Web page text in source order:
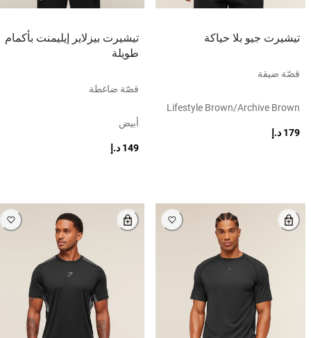
تيشيرت جيو بلا حياكة
قصّة ضيقة
Lifestyle Brown/archive Brown
179 د.إ
تيشيرت بيزلاير إيليمنت بأكمام
طويلة
قصّة ضاغطة
أبيض
149 د.إ